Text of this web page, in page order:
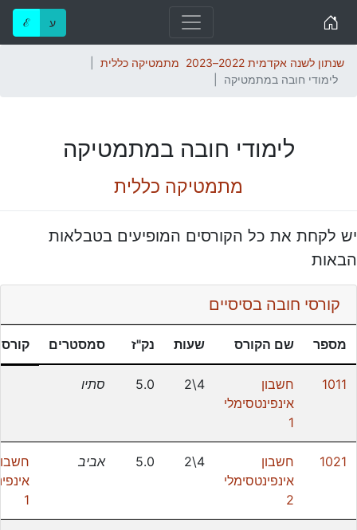
ℰ ע
שנתון לשנה אקדמית 2022–2023
מתמטיקה כללית
לימודי חובה במתמטיקה
לימודי חובה במתמטיקה
מתמטיקה כללית
יש לקחת את כל הקורסים המופיעים בטבלאות
הבאות
קורסי חובה בסיסיים
מספר שם הקורס שעות נק"ז סמסטרים
1011
חשבון
אינפינטסימלי
1
4\2
5.0 סתיו
1021
חשבון
אינפינטסימלי
2
4\2
5.0 אביב
1